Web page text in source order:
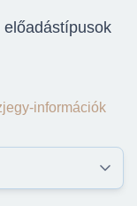
információk